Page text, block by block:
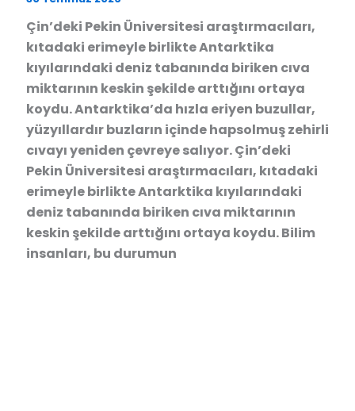
Çin’deki Pekin Üniversitesi araştırmacıları,
kıtadaki erimeyle birlikte Antarktika
kıyılarındaki deniz tabanında biriken cıva
miktarının keskin şekilde arttığını ortaya
koydu. Antarktika’da hızla eriyen buzullar,
yüzyıllardır buzların içinde hapsolmuş zehirli
cıvayı yeniden çevreye salıyor. Çin’deki
Pekin Üniversitesi araştırmacıları, kıtadaki
erimeyle birlikte Antarktika kıyılarındaki
deniz tabanında biriken cıva miktarının
keskin şekilde arttığını ortaya koydu. Bilim
insanları, bu durumun